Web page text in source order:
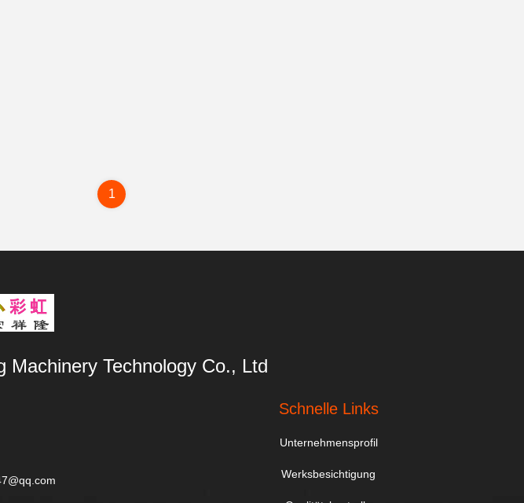
1
Machinery Technology Co., Ltd
Schnelle Links
Unternehmensprofil
Werksbesichtigung